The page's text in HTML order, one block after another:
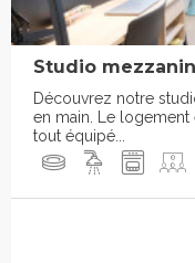
Studio
Découvrez notre
en main. Le
tout équipé...